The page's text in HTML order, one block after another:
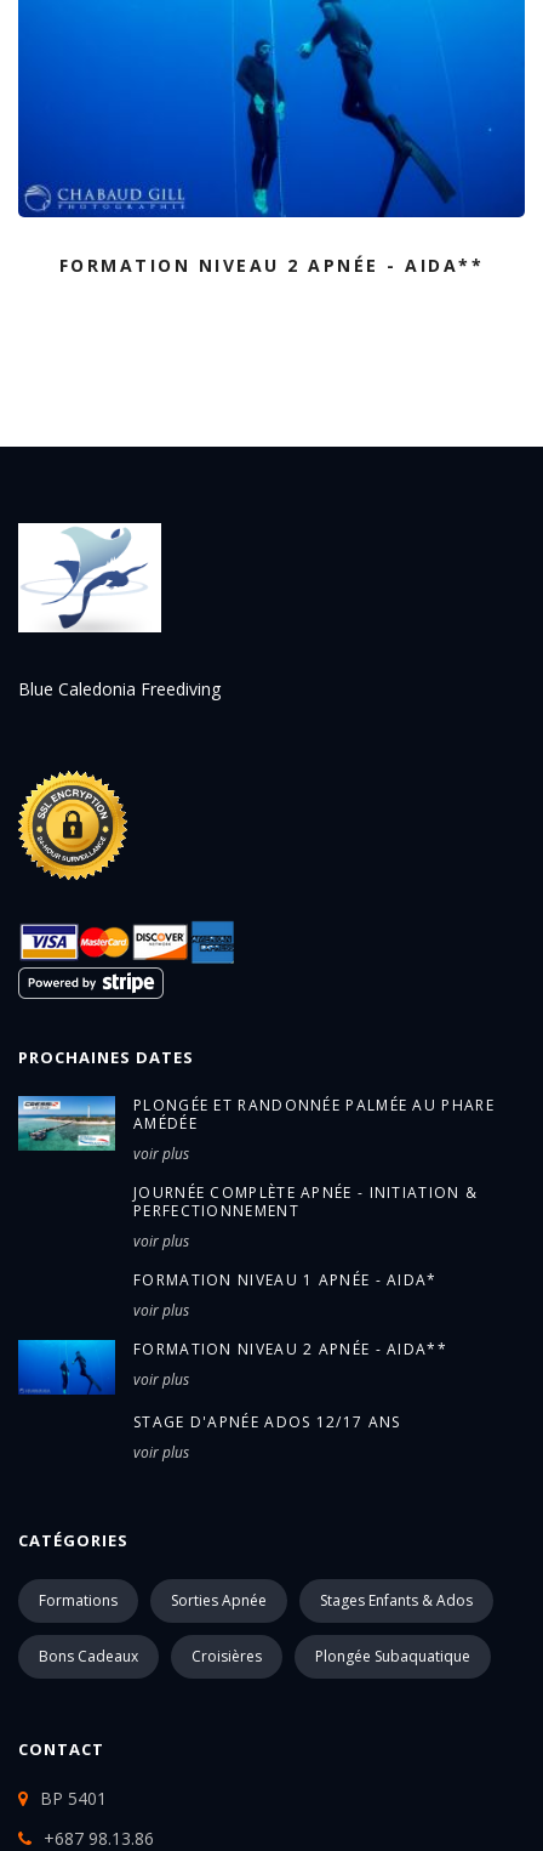
FORMATION NIVEAU 2 APNÉE - AIDA**
Blue Caledonia Freediving
PROCHAINES DATES
PLONGÉE ET RANDONNÉE PALMÉE AU PHARE
AMÉDÉE
voir plus
JOURNÉE COMPLÈTE APNÉE - INITIATION &
PERFECTIONNEMENT
voir plus
FORMATION NIVEAU 1 APNÉE - AIDA*
voir plus
FORMATION NIVEAU 2 APNÉE - AIDA**
voir plus
STAGE D'APNÉE ADOS 12/17 ANS
voir plus
CATÉGORIES
Formations Sorties Apnée Stages Enfants & Ados
Bons Cadeaux Croisières Plongée Subaquatique
CONTACT
BP 5401
+687 98.13.86